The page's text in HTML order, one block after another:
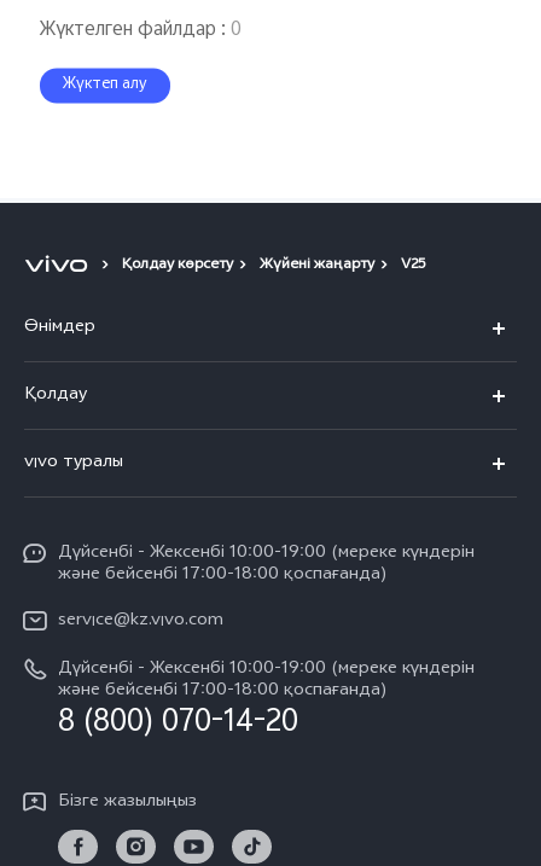
Жүктелген файлдар :0
Жүктеп алу
Қолдау көрсету Жүйені жаңарту V25
Өнімдер
X300
X200
V60
V60 Lite 5G
Барлық үлгілер
Қолдау
Сервистік орталықтар
Funtouch OS
Қосалқы бөлшектердің құнын сұрау
Жүйені жаңарту
vivo кепілдік туралы нұсқаулық
vivo туралы
Баспасөз орталығы
vivo компаниясында жұмыс жасау
Құқықтық хабарламалар
Біз туралы
Тұрақтылық
Дүйсенбі - Жексенбі 10:00-19:00 (мереке күндерін
және бейсенбі 17:00-18:00 қоспағанда)
service@kz.vivo.com
Дүйсенбі - Жексенбі 10:00-19:00 (мереке күндерін
және бейсенбі 17:00-18:00 қоспағанда)
8 (800) 070-14-20
Бізге жазылыңыз